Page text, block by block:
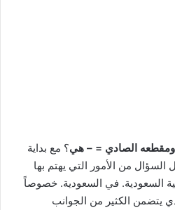
ومقطعه الصادي = – هي؟ مع بداية
من الأمور التي يهتم بها
السعودية. في السعودية. خصوصاً
يتضمن الكثير من الجوانب